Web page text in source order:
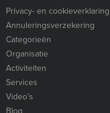
Privacy- en cookieverklaring
Annuleringsverzekering
Categorieën
Organisatie
Activiteiten
Services
Video’s